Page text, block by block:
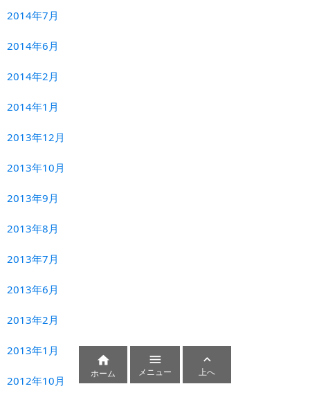
2014年7月
2014年6月
2014年2月
2014年1月
2013年12月
2013年10月
2013年9月
2013年8月
2013年7月
2013年6月
2013年2月
2013年1月
2012年10月

ホーム

メニュー

上へ